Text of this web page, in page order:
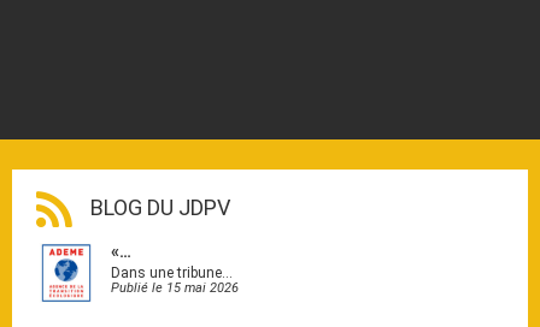
BLOG DU JDPV
«…
Dans une tribune…
Publié le 15 mai 2026